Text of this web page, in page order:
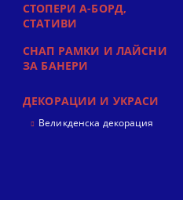
СТОПЕРИ А-БОРД,
СТАТИВИ
СНАП РАМКИ И ЛАЙСНИ
ЗА БАНЕРИ
ДЕКОРАЦИИ И УКРАСИ
Великденска декорация